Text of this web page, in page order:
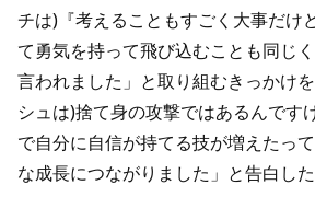
チは)『考えることもすごく大事だけ
て勇気を持って飛び込むことも同じ
言われました」と取り組むきっかけ
シュは)捨て身の攻撃ではあるんです
で自分に自信が持てる技が増えたっ
な成長につながりました」と告白した